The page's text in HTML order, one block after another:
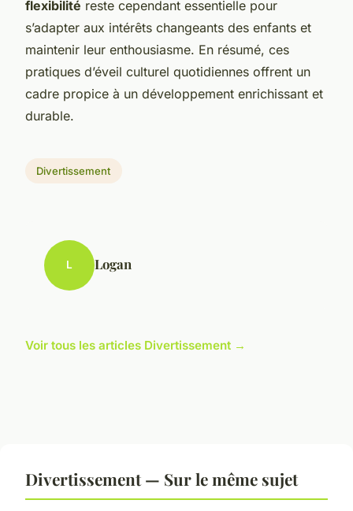
flexibilité reste cependant essentielle pour
s’adapter aux intérêts changeants des enfants et
maintenir leur enthousiasme. En résumé, ces
pratiques d’éveil culturel quotidiennes offrent un
cadre propice à un développement enrichissant et
durable.
Divertissement
L Logan
Voir tous les articles Divertissement →
Divertissement — Sur le même sujet